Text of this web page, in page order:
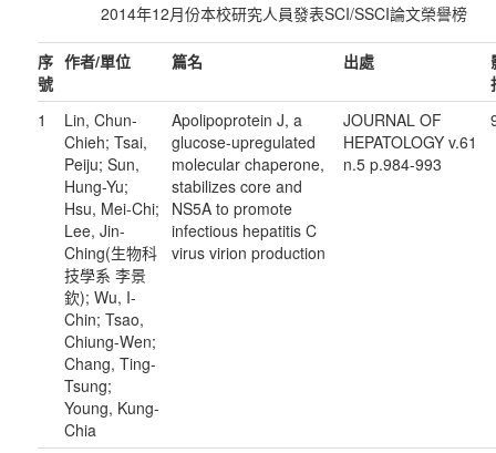
2014年12月份本校研究人員發表SCI/SSCI論文榮譽榜
序
號
作者/單位 篇名 出處
1
Lin, Chun-
Chieh; Tsai,
Peiju; Sun,
Hung-Yu;
Hsu, Mei-Chi;
Lee, Jin-
Ching(生物科
技學系 李景
欽); Wu, I-
Chin; Tsao,
Chiung-Wen;
Chang, Ting-
Tsung;
Young, Kung-
Chia
Apolipoprotein J, a
glucose-upregulated
molecular chaperone,
stabilizes core and
NS5A to promote
infectious hepatitis C
virus virion production
JOURNAL OF
HEPATOLOGY v.61
n.5 p.984-993